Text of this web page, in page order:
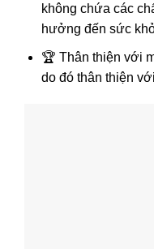
không chứa các
hưởng đến sức
🏆 Thân thiện với
do đó thân thiện